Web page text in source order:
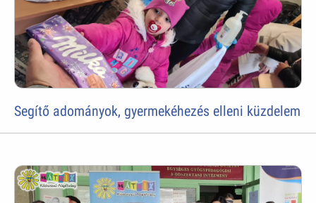
Segítő adományok, gyermekéhezés elleni küzdelem